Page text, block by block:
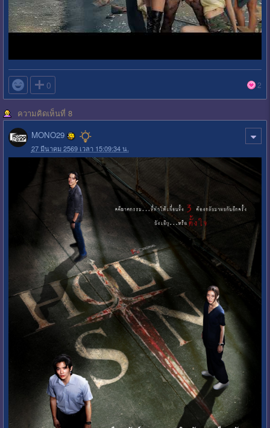
 0 2
ความคิดเห็นที่ 8
MONO29
27 มีนาคม 2569 เวลา 15:09:34 น.